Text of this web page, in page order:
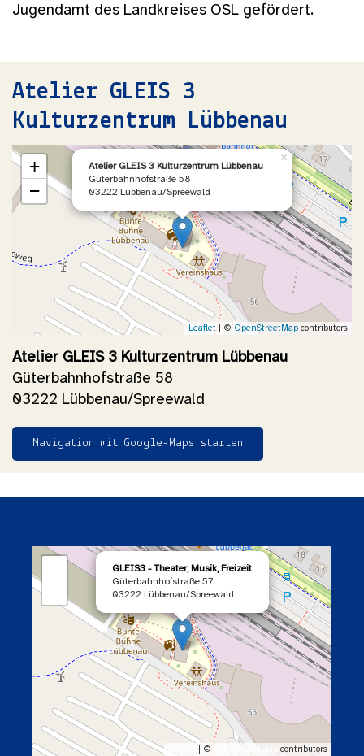
Jugendamt des Landkreises OSL gefördert.
Atelier GLEIS 3
Kulturzentrum Lübbenau
Atelier GLEIS 3 Kulturzentrum Lübbenau
Güterbahnhofstraße 58
03222 Lübbenau/Spreewald
×
+
−
Leaflet| © OpenStreetMap contributors
Atelier GLEIS 3 Kulturzentrum Lübbenau
Güterbahnhofstraße 58
03222 Lübbenau/Spreewald
Navigation mit Google-Maps starten
GLEIS3 - Theater, Musik, Freizeit
Güterbahnhofstraße 57
03222 Lübbenau/Spreewald
| © contributors